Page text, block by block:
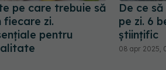
pe care trebuie să
fiecare zi.
pentru
De ce
pe zi. 6
științific
08 apr 2025,